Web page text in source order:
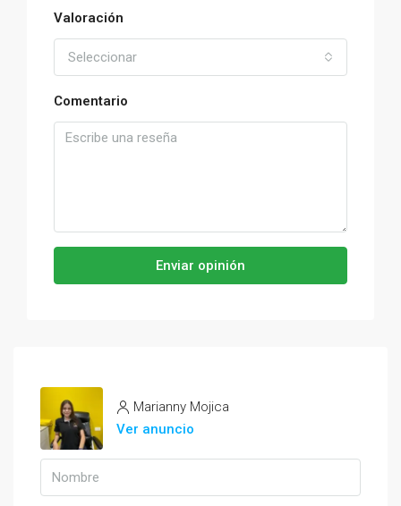
Valoración
Seleccionar
Comentario
Enviar opinión
Marianny Mojica
Ver anuncio